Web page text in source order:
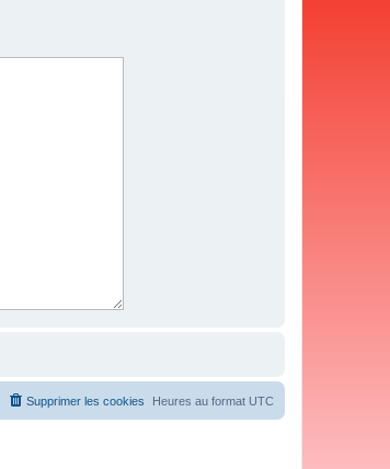
Heures au format UTC
Supprimer les cookies